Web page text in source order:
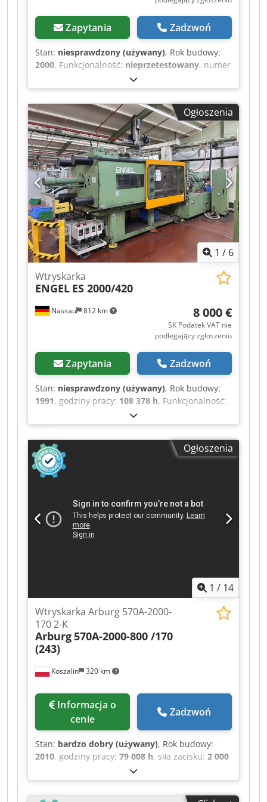
Zapytania Zadzwoń
Stan: niesprawdzony (używany), Rok budowy:
2000, Funkcjonalność: nieprzetestowany, numer
43222, całkowita wysokość:
2 500 mm, masa całkowita:20 000 kg, Na
sprzedaż używana maszyna pochodząca z
likwidacji placu/zakładu. Sprzedaż odbywa się z
wyłączeniem wszelkiej odpowiedzialności za
wady rzeczowe. Dwjdszrdhyjpfx Aa Hsa Maszyna
nie była sprawdzana, ale do samego końca była
gotowa do użycia.
Ogłoszenia
1 / 6
Nassau 812 km
Wtryskarka
ENGEL ES 2000/420
8 000 €
SK Podatek VAT nie
podlegający zgłoszeniu
Zapytania Zadzwoń
Stan: niesprawdzony (używany), Rok budowy:
1991, godziny pracy: 108 378 h, Funkcjonalność:
, całkowita długość:
całkowita szerokość:2 200 mm, całkowita
wysokość:2 500 mm, masa całkowita:20 200 kg,
Na sprzedaż używana maszyna pochodząca z
likwidacji placu/zakładu. Sprzedaż odbywa się z
wyłączeniem wszelkiej odpowiedzialności za
ale do samego końca była gotowa do użycia.
Dwodozrczlopfx Aa Hja
Ogłoszenia
1 / 14
Koszalin 320 km
Wtryskarka Arburg 570A-2000-
170 2-K
Arburg570A-2000-800 /170
(243)
cenie
Zadzwoń
Stan: bardzo dobry (używany), Rok budowy:
2010, godziny pracy: 79 008 h, siła zacisku: 2 000
50 mm
kolumnami:570 mm, pojemność skokowa:392
cm³, ciśnienie wtrysku:2 000 belka, waga